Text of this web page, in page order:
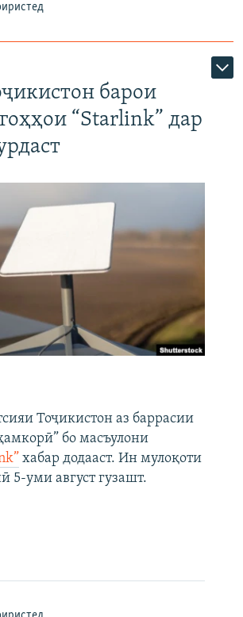
барои
“Starlink” дар
Тоҷикистон аз баррасии
бо масъулони
хабар додааст. Ин мулоқоти
5-уми август гузашт.